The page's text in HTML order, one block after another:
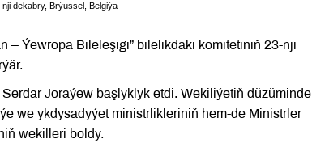
nji dekabry, Brýussel, Belgiýa
– Ýewropa Bileleşigi” bilelikdäki komitetiniň 23-nji
Joraýew başlyklyk etdi. Wekiliýetiň düzüminde
we ykdysadyýet ministrlikleriniň hem-de Ministrler
wekilleri boldy.